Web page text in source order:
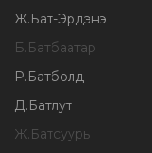
Ж. Бат-Эрдэнэ
Б. Батбаатар
Р. Батболд
Д. Батлут
Ж. Батсуурь